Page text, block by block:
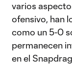
varios
ofensivo, han
como un 5-0
permanecen
en el